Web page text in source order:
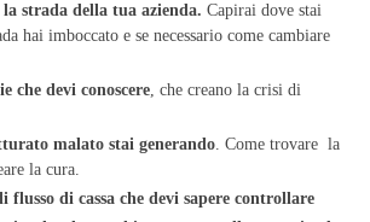
la strada della tua azienda. Capirai dove stai
hai imboccato e se necessario come cambiare
che devi conoscere, che creano la crisi di
malato stai generando. Come trovare la
la cura.
di cassa che devi sapere controllare